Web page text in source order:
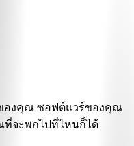
องคุณ ซอฟต์แวร์ของคุณ
ที่จะพกไปที่ไหนก็ได้